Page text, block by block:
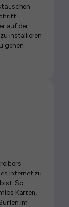
auf der
installieren
gehen.
Internet zu
So
Karten,
im